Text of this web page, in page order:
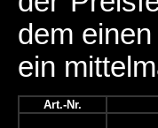
dem
ein
Art.-Nr.